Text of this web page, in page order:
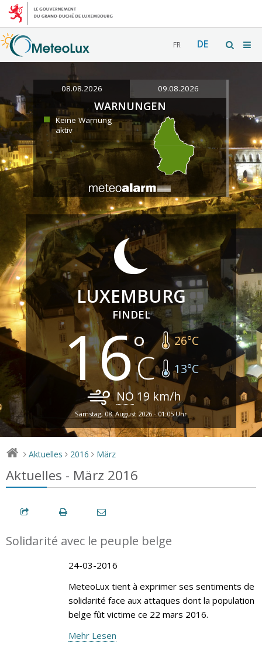
FR DE
08.08.2026 09.08.2026
WARNUNGEN
Keine Warnung
aktiv
LUXEMBURG
FINDEL
16 26°C
13°C
NO 19 km/h
Samstag, 08. August 2026 - 01:05 Uhr
> Aktuelles > 2016 > März
Aktuelles - März 2016
Solidarité avec le peuple belge
24-03-2016
MeteoLux tient à exprimer ses sentiments de
solidarité face aux attaques dont la population
belge fût victime ce 22 mars 2016.
Mehr Lesen